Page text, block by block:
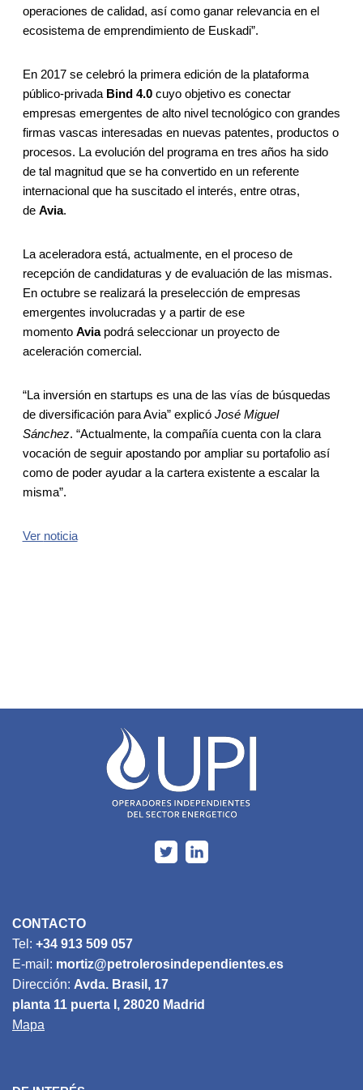
operaciones de calidad, así como ganar relevancia en el
ecosistema de emprendimiento de Euskadi”.
En 2017 se celebró la primera edición de la plataforma
público-privada Bind 4.0cuyo objetivo es conectar
empresas emergentes de alto nivel tecnológico con grandes
firmas vascas interesadas en nuevas patentes, productos o
procesos. La evolución del programa en tres años ha sido
de tal magnitud que se ha convertido en un referente
internacional que ha suscitado el interés, entre otras,
de Avia.
La aceleradora está, actualmente, en el proceso de
recepción de candidaturas y de evaluación de las mismas.
En octubre se realizará la preselección de empresas
emergentes involucradas y a partir de ese
momento Aviapodrá seleccionar un proyecto de
aceleración comercial.
“La inversión en startups es una de las vías de búsquedas
de diversificación para Avia” explicó José Miguel
Sánchez. “Actualmente, la compañía cuenta con la clara
vocación de seguir apostando por ampliar su portafolio así
como de poder ayudar a la cartera existente a escalar la
misma”.
Ver noticia
CONTACTO
Tel: +34 913 509 057
E-mail: mortiz@petrolerosindependientes.es
Dirección: Avda. Brasil, 17
planta 11 puerta I, 28020 Madrid
Mapa